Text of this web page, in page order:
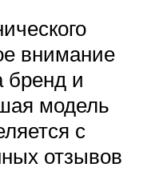
внимание
бренд и
модель
с
отзывов